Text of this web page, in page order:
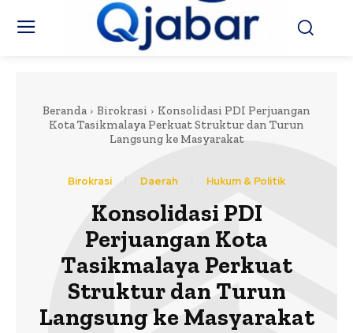
Beranda Birokrasi
Konsolidasi PDI Perjuangan
Kota Tasikmalaya Perkuat Struktur dan Turun
Langsung ke Masyarakat
Birokrasi Daerah Hukum & Politik
Konsolidasi PDI
Perjuangan Kota
Tasikmalaya Perkuat
Struktur dan Turun
Langsung ke Masyarakat